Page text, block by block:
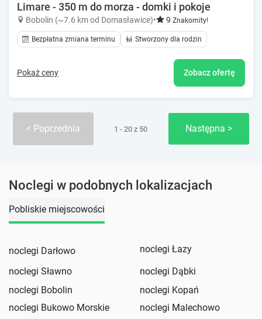
Limare - 350 m do morza - domki i pokoje
Bobolin (~7.6 km od Domasławice)• 9 Znakomity!
Bezpłatna zmiana terminu Stworzony dla rodzin
Pokaż ceny Zobacz ofertę
Poprzednia 1 - 20 z 50 Następna
Noclegi w podobnych lokalizacjach
Pobliskie miejscowości
noclegi Darłowo
noclegi Łazy
noclegi Sławno
noclegi Dąbki
noclegi Bobolin
noclegi Kopań
noclegi Bukowo Morskie
noclegi Malechowo